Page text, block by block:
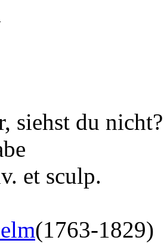
siehst du
et sculp.
(1763-1829)